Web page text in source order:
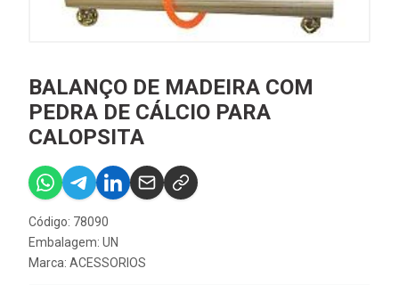
BALANÇO DE MADEIRA COM
PEDRA DE CÁLCIO PARA
CALOPSITA
Código: 78090
Embalagem: UN
Marca: ACESSORIOS